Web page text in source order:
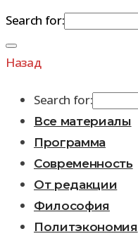
Search for:
Перейти
к
Назад
Search for:
Все материалы
Программа
Современность
От редакции
Философия
Политэкономия